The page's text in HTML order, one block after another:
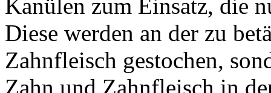
Kanülen zum Einsatz, die
Diese werden an der zu
Zahnfleisch gestochen,
Zahn und Zahnfleisch in